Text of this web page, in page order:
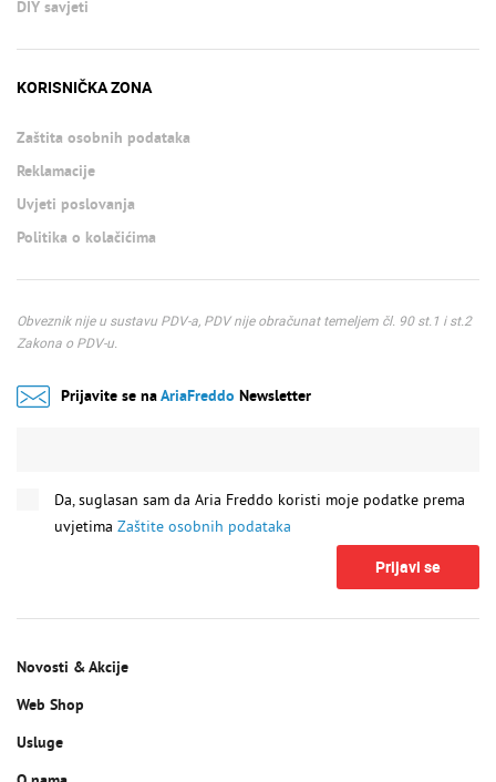
DIY savjeti
KORISNIČKA ZONA
Zaštita osobnih podataka
Reklamacije
Uvjeti poslovanja
Politika o kolačićima
Obveznik nije u sustavu PDV-a, PDV nije obračunat temeljem čl. 90 st.1 i st.2
Zakona o PDV-u.
Prijavite se naAriaFreddo Newsletter
Da, suglasan sam da Aria Freddo koristi moje podatke prema
uvjetima Zaštite osobnih podataka
Prijavi se
Novosti & Akcije
Web Shop
Usluge